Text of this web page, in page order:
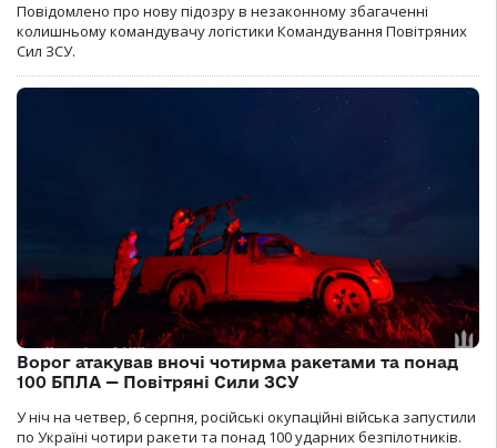
Повідомлено про нову підозру в незаконному збагаченні
колишньому командувачу логістики Командування Повітряних
Сил ЗСУ.
Ворог атакував вночі чотирма ракетами та понад
100 БПЛА — Повітряні Сили ЗСУ
У ніч на четвер, 6 серпня, російські окупаційні війська запустили
по Україні чотири ракети та понад 100 ударних безпілотників.